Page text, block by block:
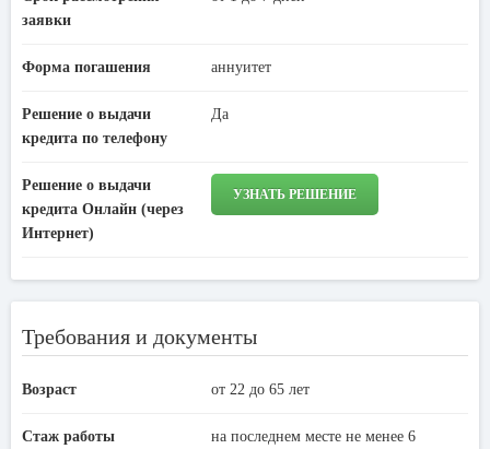
заявки
Форма погашения аннуитет
Решение о выдачи
кредита по телефону
Да
Решение о выдачи
кредита Онлайн (через
Интернет)
УЗНАТЬ РЕШЕНИЕ
Требования и документы
Возраст от 22 до 65 лет
Стаж работы
на последнем месте не менее 6